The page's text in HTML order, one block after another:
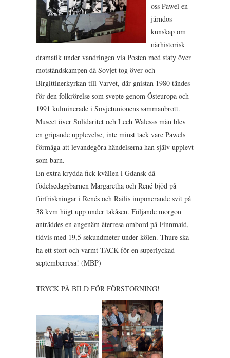
oss Pawel en
järndos
kunskap om
närhistorisk
dramatik under vandringen via Posten med staty över
motståndskampen då Sovjet tog över och
Birgittinerkyrkan till Varvet, där gnistan 1980 tändes
för den folkrörelse som svepte genom Östeuropa och
1991 kulminerade i Sovjetunionens sammanbrott.
Museet över Solidaritet och Lech Walesas män blev
en gripande upplevelse, inte minst tack vare Pawels
förmåga att levandegöra händelserna han själv upplevt
som barn.
En extra krydda fick kvällen i Gdansk då
födelsedagsbarnen Margaretha och René bjöd på
förfriskningar i Renés och Railis imponerande svit på
38 kvm högt upp under takåsen. Följande morgon
anträddes en angenäm återresa ombord på Finnmaid,
tidvis med 19,5 sekundmeter under kölen. Thure ska
ha ett stort och varmt TACK för en superlyckad
septemberresa! (MBP)
TRYCK PÅ BILD FÖR FÖRSTORNING!